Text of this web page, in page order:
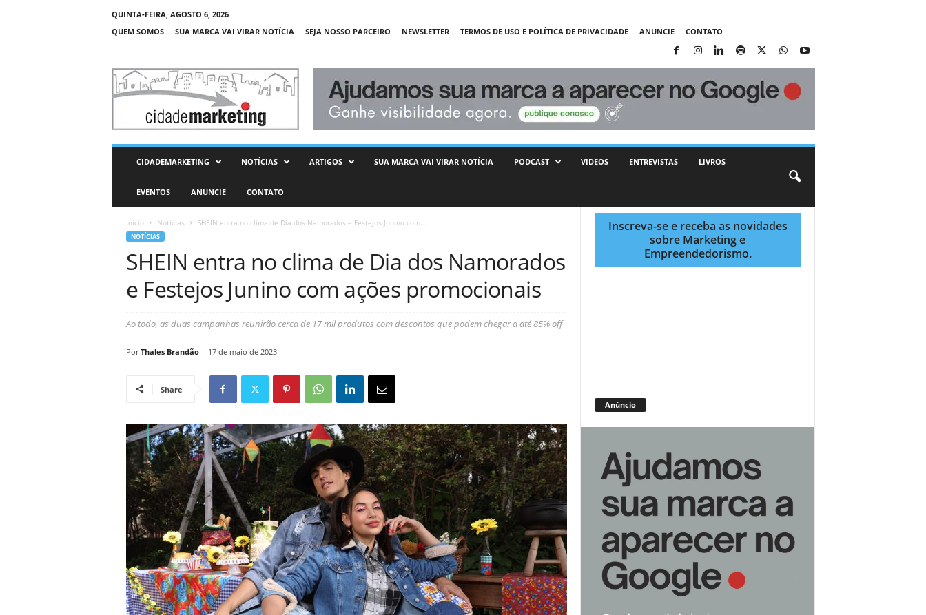
QUINTA-FEIRA, AGOSTO 6, 2026
QUEM SOMOS
SUA MARCA VAI VIRAR NOTÍCIA SEJA NOSSO PARCEIRO NEWSLETTER TERMOS DE USO E POLÍTICA DE PRIVACIDADE ANUNCIE CONTATO
C
d
CIDADEMARKETING NOTÍCIAS ARTIGOS SUA MARCA VAI VIRAR NOTÍCIA PODCAST VIDEOS ENTREVISTAS LIVROS
EVENTOS ANUNCIE CONTATO
Início Notícias SHEIN entra no clima de Dia dos Namorados e Festejos Junino com...
NOTÍCIAS
SHEIN entra no clima de Dia dos Namorados
e Festejos Junino com ações promocionais
Ao todo, as duas campanhas reunirão cerca de 17 mil produtos com descontos que podem chegar a até 85% off
Por Thales Brandão- 17 de maio de 2023
Share
Inscreva-se e receba as novidades
sobre Marketing e
Empreendedorismo.
Anúncio